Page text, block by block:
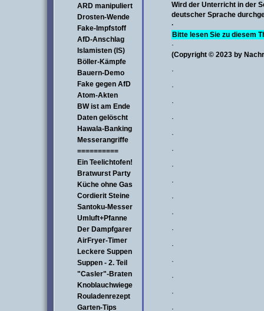
ARD manipuliert
Drosten-Wende
Fake-Impfstoff
AfD-Anschlag
Islamisten (IS)
Böller-Kämpfe
Bauern-Demo
Fake gegen AfD
Atom-Akten
BW ist am Ende
Daten gelöscht
Hawala-Banking
Messerangriffe
==========
Ein Teelichtofen!
Bratwurst Party
Küche ohne Gas
Cordierit Steine
Santoku-Messer
Umluft+Pfanne
Der Dampfgarer
AirFryer-Timer
Leckere Suppen
Suppen - 2. Teil
"Casler"-Braten
Knoblauchwiege
Rouladenrezept
Garten-Tips
Wird der Unterricht in der
deutscher Sprache
·
Bitte lesen Sie zu diesem
·
(Copyright © 2023 by
·
·
·
·
·
·
·
·
·
·
·
·
·
·
·
·